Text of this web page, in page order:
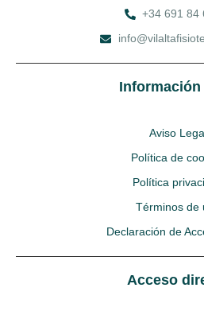
Acceso
Información
Aviso
Política de
Política
Términos de
Declaración de
+34 691 84